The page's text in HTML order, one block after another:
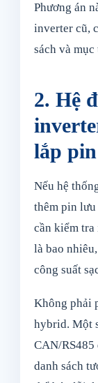
Phương án
inverter cũ,
sách và
2. Hệ
lắp pin
Nếu hệ
thêm pin
cần kiểm
là bao
công suất
Không phải
hybrid. Một
CAN/RS485
danh sách